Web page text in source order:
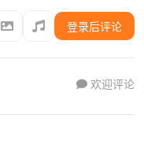
登录后评论
欢迎评论